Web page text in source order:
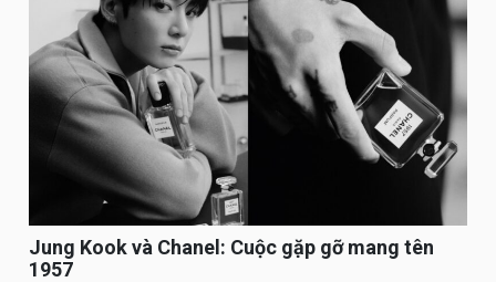
Jung Kook và Chanel: Cuộc gặp gỡ mang tên
1957